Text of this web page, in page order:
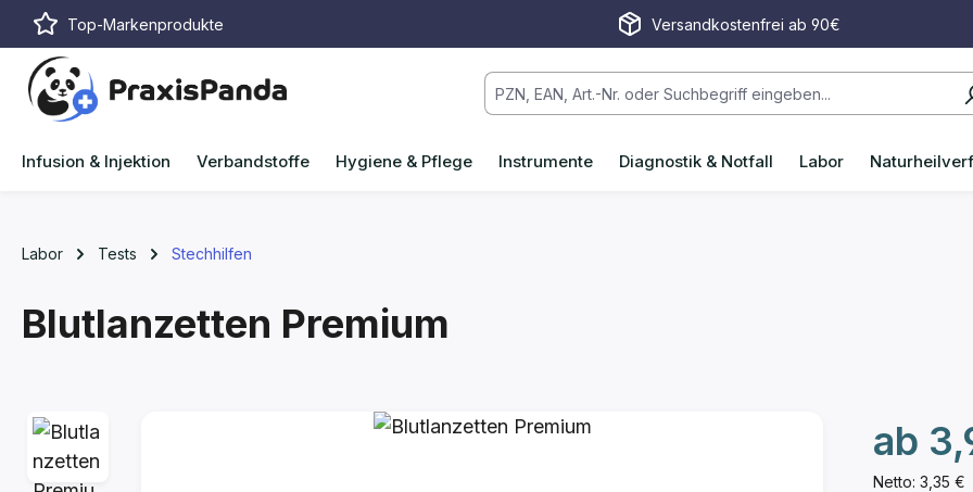
Hauptinhalt springen
Zur Suche springen
Zur Hauptnavigation springen
Top-Markenprodukte Versandkostenfrei ab 90€
Infusion & Injektion Verbandstoffe Hygiene & Pflege Instrumente Diagnostik & Notfall Labor
Labor Tests Stechhilfen
Blutlanzetten Premium
Bildergalerie überspringen
Netto: 3,35 €
ab